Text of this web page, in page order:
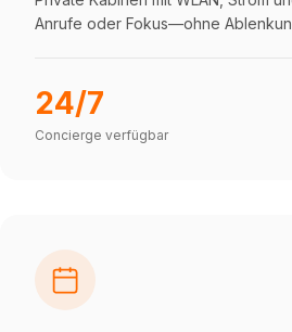
Anrufe oder Fokus—ohne
24/7
Concierge verfügbar